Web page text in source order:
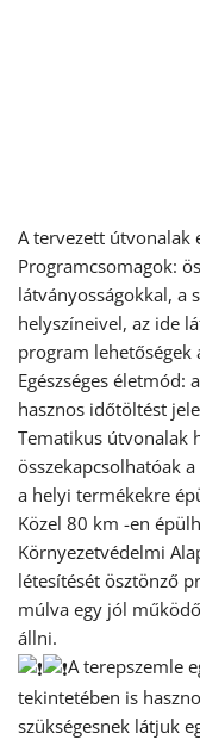
A tervezett útvonalak
Programcsomagok:
látványosságokkal, a
helyszíneivel, az ide
program lehetőségek
Egészséges életmód:
hasznos időtöltést
Tematikus útvonalak
összekapcsolhatóak
a helyi termékekre
Közel 80 km -en
Környezetvédelmi
létesítését ösztönző
múlva egy jól
állni.
A terepszemle
tekintetében is
szükségesnek látjuk